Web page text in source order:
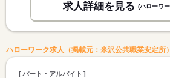
求人詳細を見る (ハローワ
ハローワーク求人（掲載元：米沢公共職業安定所）
パート・アルバイト